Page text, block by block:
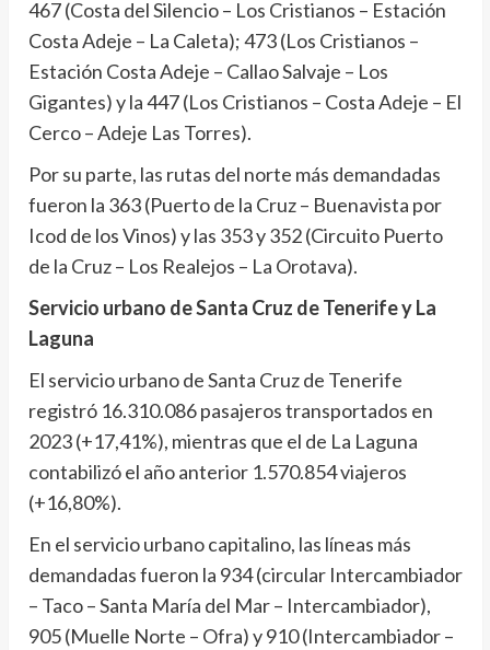
467 (Costa del Silencio – Los Cristianos – Estación
Costa Adeje – La Caleta); 473 (Los Cristianos –
Estación Costa Adeje – Callao Salvaje – Los
Gigantes) y la 447 (Los Cristianos – Costa Adeje – El
Cerco – Adeje Las Torres).
Por su parte, las rutas del norte más demandadas
fueron la 363 (Puerto de la Cruz – Buenavista por
Icod de los Vinos) y las 353 y 352 (Circuito Puerto
de la Cruz – Los Realejos – La Orotava).
Servicio urbano de Santa Cruz de Tenerife y La
Laguna
El servicio urbano de Santa Cruz de Tenerife
registró 16.310.086 pasajeros transportados en
2023 (+17,41%), mientras que el de La Laguna
contabilizó el año anterior 1.570.854 viajeros
(+16,80%).
En el servicio urbano capitalino, las líneas más
demandadas fueron la 934 (circular Intercambiador
– Taco – Santa María del Mar – Intercambiador),
905 (Muelle Norte – Ofra) y 910 (Intercambiador –